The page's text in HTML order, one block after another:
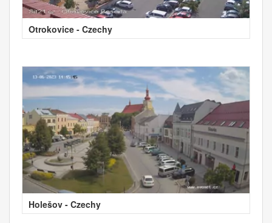
Otrokovice - Czechy
Holešov - Czechy